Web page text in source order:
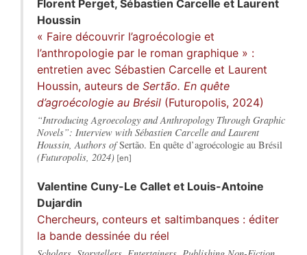
Florent Perget, Sébastien Carcelle et Laurent
Houssin
« Faire découvrir l’agroécologie et
l’anthropologie par le roman graphique » :
entretien avec Sébastien Carcelle et Laurent
Houssin, auteurs de Sertão. En quête
d’agroécologie au Brésil (Futuropolis, 2024)
“Introducing Agroecology and Anthropology Through Graphic
Novels”: Interview with Sébastien Carcelle and Laurent
Houssin, Authors ofSertão. En quête d’agroécologie au Brésil
(Futuropolis, 2024)
Valentine Cuny-Le Callet et Louis-Antoine
Dujardin
Chercheurs, conteurs et saltimbanques : éditer
la bande dessinée du réel